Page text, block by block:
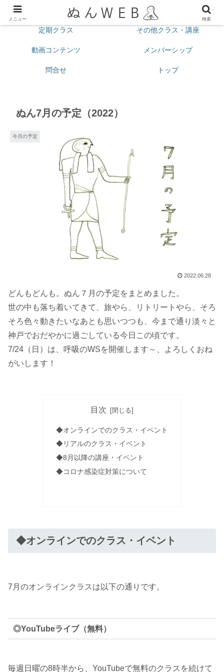
プロフィール 今月の予定
定期クラス その他クラス・講座
動画コンテンツ メンバーシップ
問合せ トップ
ぬん7月の予定（2022）
今月の予定
2022.06.28
どんもどんも。ぬん７月の予定をまとめました。
世の中も落ち着いてきて、旅やら、リトリートやら、そろ
そろ色々動きたいなあとも思いつつも、今まで通り淡々と
神戸でおだやかに過ごしている今日この頃です。
7/24（日）は、呼吸のWSを開催します～、よろしくおね
がいします！
目次
◆オンラインでのクラス・イベント
◆リアルのクラス・イベント
◆8月以降の講座・イベント
◆コロナ感染症対策について
◆オンラインでのクラス・イベント
7月のオンラインクラスは以下の通りです。
◎YouTubeライブ（無料）
毎週日曜の8時半から、YouTubeで無料のクラスを続けて
メニュー 検索